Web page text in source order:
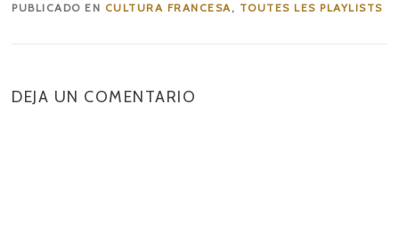
PUBLICADO EN CULTURA FRANCESA , TOUTES LES PLAYLISTS
DEJA UN COMENTARIO